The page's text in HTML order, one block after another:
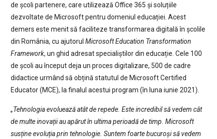
de școli partenere, care utilizează Office 365 și soluțiile
dezvoltate de Microsoft pentru domeniul educației. Acest
demers este menit să faciliteze transformarea digitală în școlile
din România, cu ajutorul Microsoft Education Transformation
Framework, un ghid adresat specialiștilor din educație. Cele 100
de școli au început deja un proces digitalizare, 500 de cadre
didactice urmând să obțină statutul de Microsoft Certified
Educator (MCE), la finalul acestui program (în luna iunie 2021).
„Tehnologia evoluează atât de repede. Este incredibil să vedem cât
de multe inovații au apărut în ultima perioadă de timp. Microsoft
susține evoluția prin tehnologie. Suntem foarte bucuroși să vedem